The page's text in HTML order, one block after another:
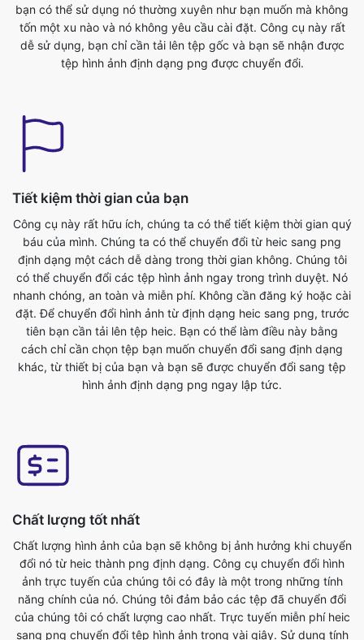
Tiết kiệm thời gian của bạn
Công cụ này rất hữu ích, chúng ta có thể tiết kiệm thời gian quý
báu của mình. Chúng ta có thể chuyển đổi từ heic sang png
định dạng một cách dễ dàng trong thời gian không. Chúng tôi
có thể chuyển đổi các tệp hình ảnh ngay trong trình duyệt. Nó
nhanh chóng, an toàn và miễn phí. Không cần đăng ký hoặc cài
đặt. Để chuyển đổi hình ảnh từ định dạng heic sang png, trước
tiên bạn cần tải lên tệp heic. Bạn có thể làm điều này bằng
cách chỉ cần chọn tệp bạn muốn chuyển đổi sang định dạng
khác, từ thiết bị của bạn và bạn sẽ được chuyển đổi sang tệp
hình ảnh định dạng png ngay lập tức.
Chất lượng tốt nhất
Chất lượng hình ảnh của bạn sẽ không bị ảnh hưởng khi chuyển
ảnh trực tuyến của chúng tôi có đây là một trong những tính
năng chính của nó. Chúng tôi đảm bảo các tệp đã chuyển đổi
của chúng tôi có chất lượng cao nhất. Trực tuyến miễn phí heic
sang png chuyển đổi tệp hình ảnh trong vài giây. Sử dụng tính
năng chuyển đổi hình ảnh heic đến png miễn phí khá dễ dàng,
bạn chỉ cần tải lên tệp gốc và bạn sẽ được chuyển đổi tệp hình
ảnh định dạng png.